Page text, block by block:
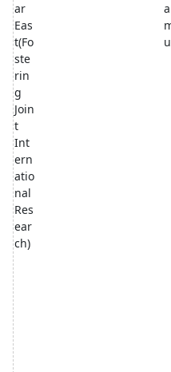
ar
Eas
t(Fo
ste
rin
g
Join
t
Int
ern
atio
nal
Res
ear
ch)
a
u